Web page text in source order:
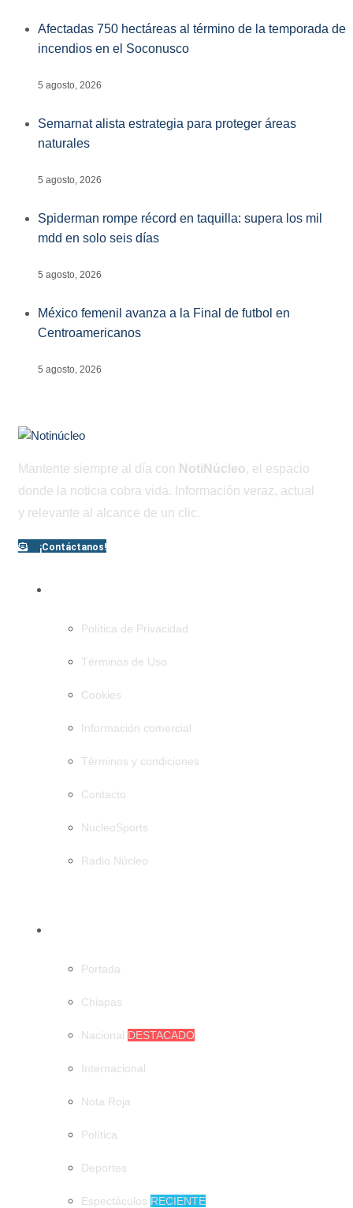
Afectadas 750 hectáreas al término de la temporada de
incendios en el Soconusco
5 agosto, 2026
Semarnat alista estrategia para proteger áreas
naturales
5 agosto, 2026
Spiderman rompe récord en taquilla: supera los mil
mdd en solo seis días
5 agosto, 2026
México femenil avanza a la Final de futbol en
Centroamericanos
5 agosto, 2026
Mantente siempre al día con NotiNúcleo, el espacio
donde la noticia cobra vida. Información veraz, actual
y relevante al alcance de un clic.
¡Contáctanos!
Política de Privacidad
Términos de Uso
Cookies
Información comercial
Términos y condiciones
Contacto
NucleoSports
Radio Núcleo
Portada
Chiapas
Nacional DESTACADO
Internacional
Nota Roja
Política
Deportes
Espectáculos RECIENTE